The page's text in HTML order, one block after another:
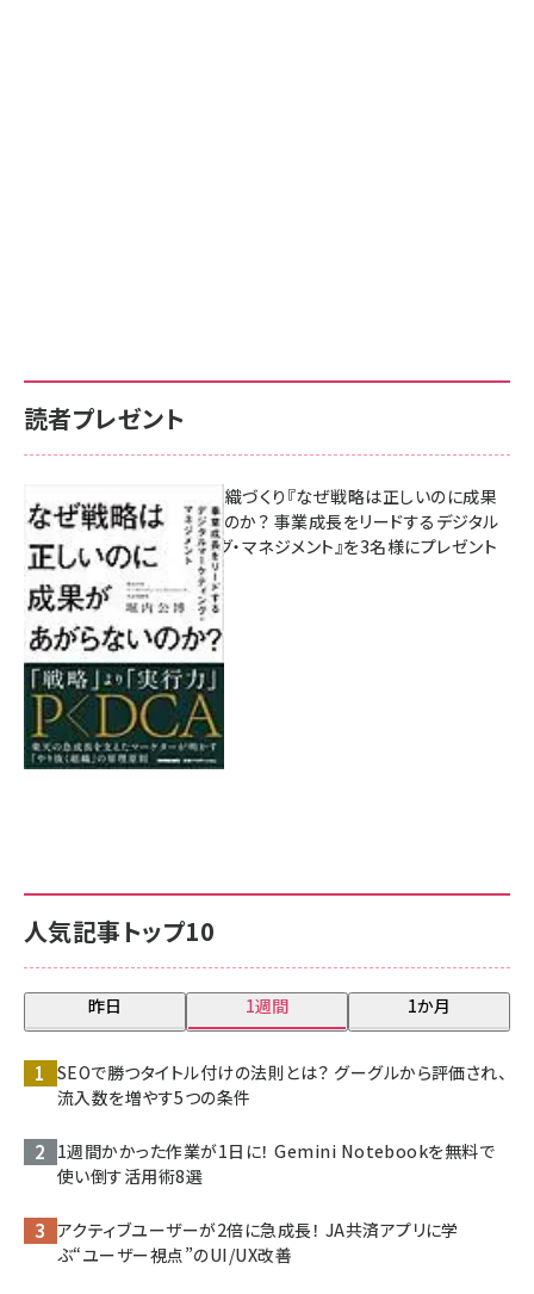
人気記事トップ10
昨日 1週間 1か月
SEOで勝つタイトル付けの法則とは？ グーグルから評価され、
流入数を増やす5つの条件
1週間かかった作業が1日に！ Gemini Notebookを無料で
使い倒す活用術8選
アクティブユーザーが2倍に急成長！ JA共済アプリに学
ぶ“ユーザー視点”のUI/UX改善
読者プレゼント
成果を生む組織づくり『なぜ戦略は正しいのに成果
があがらないのか？ 事業成長をリードするデジタル
マーケティング・マネジメント』を3名様にプレゼント
8月7日 10:00